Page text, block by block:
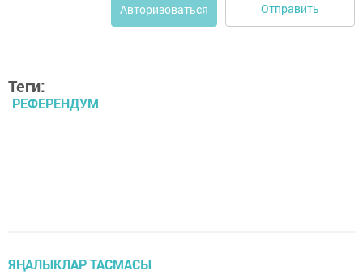
Авторизоваться Отправить
Теги:
РЕФЕРЕНДУМ
ЯҢАЛЫКЛАР ТАСМАСЫ